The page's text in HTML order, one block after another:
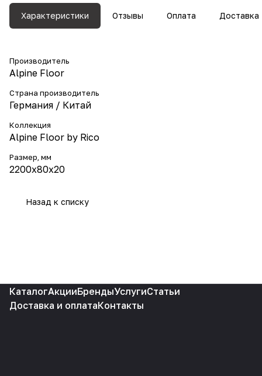
Характеристики Отзывы Оплата Доставка
Производитель
Alpine Floor
Страна производитель
Германия / Китай
Коллекция
Alpine Floor by Rico
Размер, мм
2200х80х20
Назад к списку
КаталогАкцииБрендыУслугиСтатьи
Доставка и оплатаКонтакты